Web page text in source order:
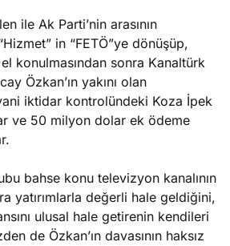
ile Ak Parti’nin arasının
in “FETÖ”ye dönüşüp,
konulmasından sonra Kanaltürk
Özkan’ın yakını olan
iktidar kontrolündeki Koza İpek
ve 50 milyon dolar ek ödeme
bahse konu televizyon kanalının
yatırımlarla değerli hale geldiğini,
ulusal hale getirenin kendileri
de Özkan’ın davasının haksız